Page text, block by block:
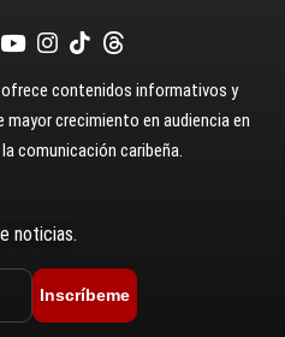
contenidos informativos y
crecimiento en audiencia en
comunicación caribeña.
noticias.
Inscríbeme